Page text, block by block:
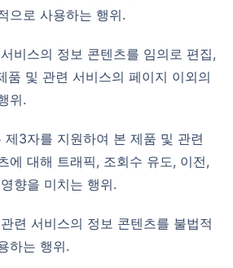
으로 사용하는 행위.
품 및 관련 서비스의 페이지 이외의
위.
에 대해 트래픽, 조회수 유도, 이전,
향을 미치는 행위.
하는 행위.